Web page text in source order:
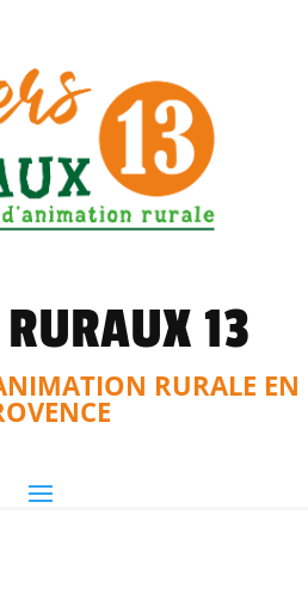
RURAUX 13
RURALE EN